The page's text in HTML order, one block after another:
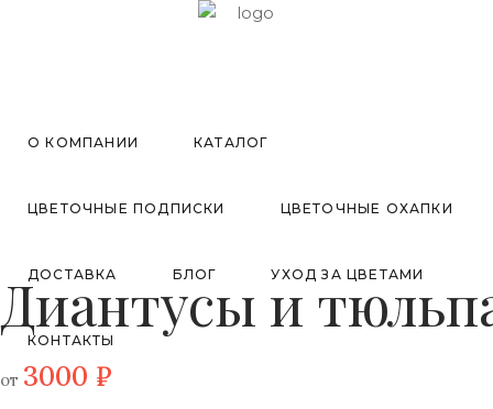
О КОМПАНИИ КАТАЛОГ
ЦВЕТОЧНЫЕ ПОДПИСКИ ЦВЕТОЧНЫЕ ОХАПКИ
ДОСТАВКА БЛОГ УХОД ЗА ЦВЕТАМИ
КОНТАКТЫ
Диантусы и
от 3000 ₽